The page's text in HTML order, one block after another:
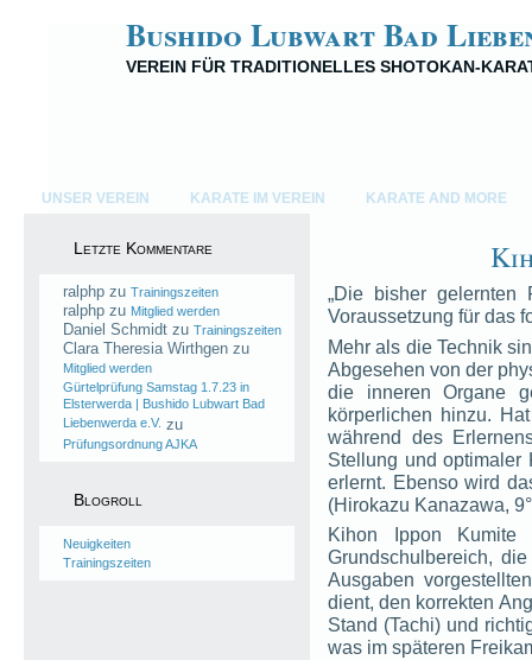
Bushido Lubwart Bad
VEREIN FÜR TRADITIONELLES SHOTOKAN-
UNSER VEREIN KARATE IM VEREIN KARATE AND MORE
Letzte Kommentare
ralphp zu Trainingszeiten
ralphp zu Mitglied werden
Daniel Schmidt zu Trainingszeiten
Clara Theresia Wirthgen zu
Mitglied werden
Gürtelprüfung Samstag 1.7.23 in
Elsterwerda | Bushido Lubwart Bad
Liebenwerda e.V. zu
Prüfungsordnung AJKA
Blogroll
Neuigkeiten
Trainingszeiten
„Die bisher gelernten
Voraussetzung für das
Mehr als die Technik
Abgesehen von der
die inneren Organe
körperlichen hinzu.
während des
Stellung und optimaler
erlernt. Ebenso wird
(Hirokazu Kanazawa,
Kihon Ippon
Grundschulbereich,
Ausgaben
dient, den korrekten
Stand (Tachi) und
was im späteren